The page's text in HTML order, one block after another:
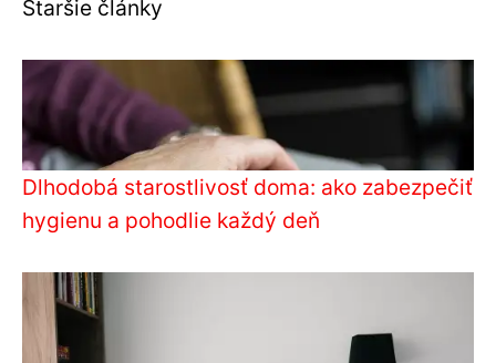
Staršie články
Dlhodobá starostlivosť doma: ako zabezpečiť
hygienu a pohodlie každý deň